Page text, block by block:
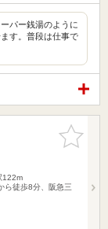
パー銭湯のように
す。普段は仕事で
お気に入
りに追加
122m
ら徒歩8分、阪急三